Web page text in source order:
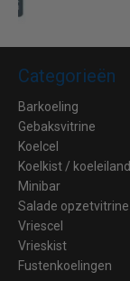
Categorieën
Barkoeling
Gebaksvitrine
Koelcel
Koelkist / koeleiland
Minibar
Salade opzetvitrine
Vriescel
Vrieskist
Fustenkoelingen